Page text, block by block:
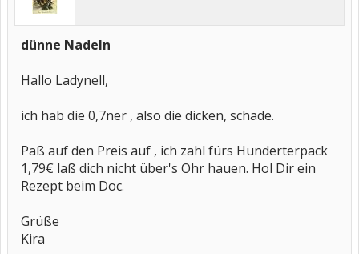
dünne Nadeln
Hallo Ladynell,
ich hab die 0,7ner , also die dicken, schade.
Paß auf den Preis auf , ich zahl fürs Hunderterpack
1,79€ laß dich nicht über's Ohr hauen. Hol Dir ein
Rezept beim Doc.
Grüße
Kira